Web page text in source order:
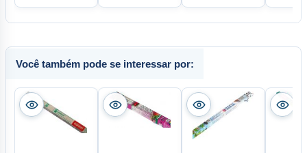
Você também pode se interessar por: